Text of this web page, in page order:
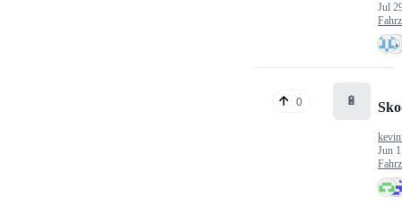
Jul
0 🔋
Jun